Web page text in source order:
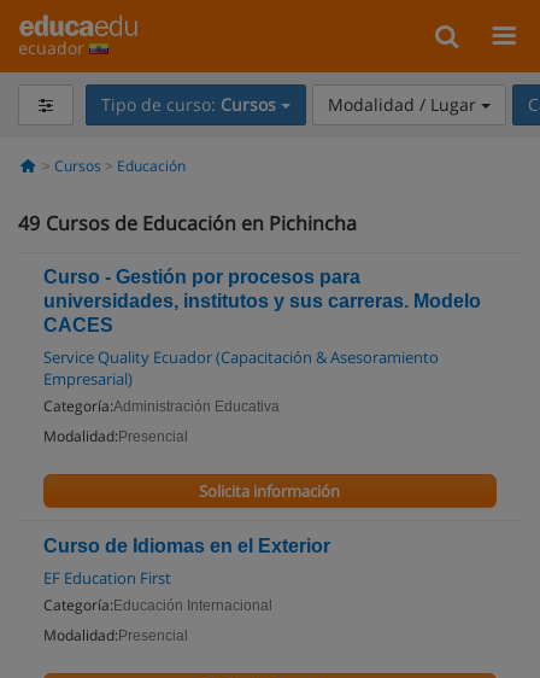
ecuador
Tipo de curso: Cursos Modalidad / Lugar
Cursos Educación
49 Cursos de Educación en Pichincha
Curso - Gestión por procesos para
universidades, institutos y sus carreras. Modelo
CACES
Service Quality Ecuador (Capacitación & Asesoramiento
Empresarial)
Categoría:Administración Educativa
Modalidad: Presencial
Solicita información
Curso de Idiomas en el Exterior
EF Education First
Categoría: Educación Internacional
Modalidad: Presencial